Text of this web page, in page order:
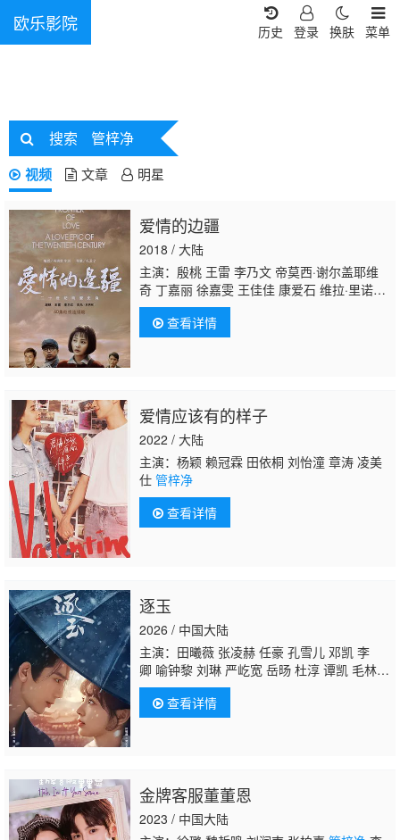
欧乐影院 菜单
换肤
登录
历史
搜索 管梓净
视频 文章 明星
爱情的边疆
2018 / 大陆
主演：殷桃 王雷 李乃文 帝莫西·谢尔盖耶维
奇 丁嘉丽 徐嘉雯 王佳佳 康爱石 维拉·里诺
娃 叶娃·弗拉基米洛夫娜 周骏 陈逸恒 李光
复 张志忠 曹可凡 常波 佟骏 董娉 祖儿 江恩
娜 张家赫 刘子赫 徐玉琨 朱辉
查看详情
爱情应该有的样子
2022 / 大陆
主演：杨颖 赖冠霖 田依桐 刘怡潼 章涛 凌美
仕 管梓净
查看详情
逐玉
2026 / 中国大陆
主演：田曦薇 张凌赫 任豪 孔雪儿 邓凯 李
卿 喻钟黎 刘琳 严屹宽 岳旸 杜淳 谭凯 毛林
林 叶祖新 于洋 李建义 田丽 寇占文 付淼 卢
勇 苑冉 王九胜 高卿尘 贾妮 金珈 林沐然 林思
意 何昶希 高上淇 李殿尊 管云鹏
查看详情
金牌客服董董恩
2023 / 中国大陆